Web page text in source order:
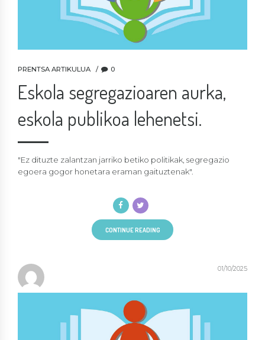
PRENTSA ARTIKULUA 0
Eskola segregazioaren aurka,
eskola publikoa lehenetsi.
"Ez dituzte zalantzan jarriko betiko politikak, segregazio
egoera gogor honetara eraman gaituztenak".
CONTINUE READING
01/10/2025